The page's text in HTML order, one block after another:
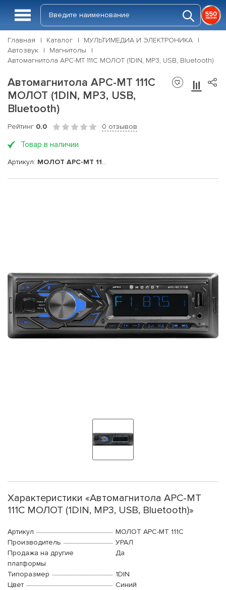
Главная Каталог
МУЛЬТИМЕДИА И ЭЛЕКТРОНИКА
Автозвук
Магнитолы
Автомагнитола АРС-МТ 111С МОЛОТ (1DIN, MP3, USB, Bluetooth)
Автомагнитола АРС-МТ 111С
МОЛОТ (1DIN, MP3, USB,
Bluetooth)
Рейтинг 0.0 0 отзывов
Товар в наличии
Артикул: МОЛОТ АРС-МТ 111С
Характеристики «Автомагнитола АРС-МТ
111С МОЛОТ (1DIN, MP3, USB, Bluetooth)»
Артикул
МОЛОТ АРС-МТ 111С
Производитель
УРАЛ
Продажа на другие
платформы
Да
Типоразмер
1DIN
Цвет
Синий